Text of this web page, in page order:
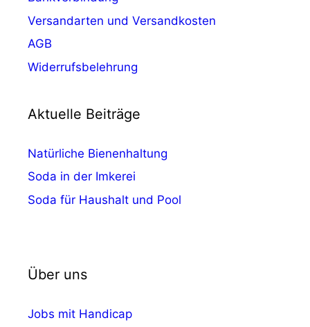
Versandarten und Versandkosten
AGB
Widerrufsbelehrung
Aktuelle Beiträge
Natürliche Bienenhaltung
Soda in der Imkerei
Soda für Haushalt und Pool
Über uns
Jobs mit Handicap